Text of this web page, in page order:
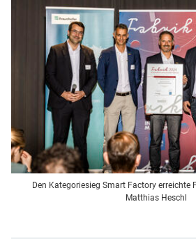
Den Kategoriesieg Smart Factory erreichte
Matthias Heschl